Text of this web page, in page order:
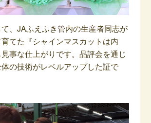
、JAふえふき管内の生産者同志が
てた『シャインマスカットは内
事な仕上がりです。品評会を通じ
の技術がレベルアップした証で